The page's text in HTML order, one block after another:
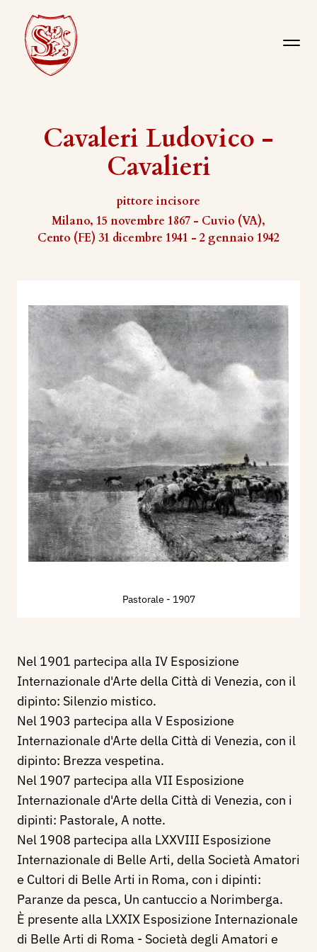
Cavaleri Ludovico -
Cavalieri
pittore incisore
Milano, 15 novembre 1867 - Cuvio (VA),
Cento (FE) 31 dicembre 1941 - 2 gennaio 1942
Pastorale - 1907
Nel 1901 partecipa alla IV Esposizione
Internazionale d'Arte della Città di Venezia, con il
dipinto: Silenzio mistico.
Nel 1903 partecipa alla V Esposizione
Internazionale d'Arte della Città di Venezia, con il
dipinto: Brezza vespetina.
Nel 1907 partecipa alla VII Esposizione
Internazionale d'Arte della Città di Venezia, con i
dipinti: Pastorale, A notte.
Nel 1908 partecipa alla LXXVIII Esposizione
Internazionale di Belle Arti, della Società Amatori
e Cultori di Belle Arti in Roma, con i dipinti:
Paranze da pesca, Un cantuccio a Norimberga.
È presente alla LXXIX Esposizione Internazionale
di Belle Arti di Roma - Società degli Amatori e